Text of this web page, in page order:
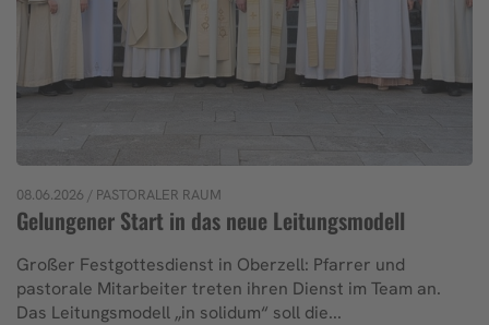
08.06.2026 / PASTORALER RAUM
Gelungener Start in das neue Leitungsmodell
Großer Festgottesdienst in Oberzell: Pfarrer und
pastorale Mitarbeiter treten ihren Dienst im Team an.
Das Leitungsmodell „in solidum“ soll die...